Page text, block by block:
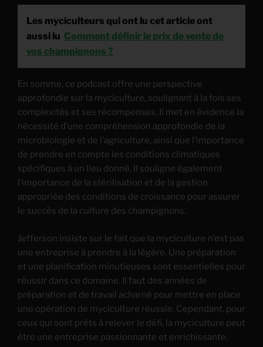
Les myciculteurs qui ont lu cet article ont
aussi lu Comment définir le prix de vente de
vos champignons ?
En somme, ce podcast offre une perspective
approfondie sur la myciculture, soulignant à la fois ses
complexités et ses récompenses. Il met en évidence la
nécessité d’une compréhension approfondie de la
microbiologie et de l’agriculture, ainsi que l’importance
de prendre en compte les conditions climatiques
spécifiques à un lieu donné. Il souligne également
l’importance de la stérilisation et de la gestion
appropriée des conditions de croissance pour assurer
le succès de la culture des champignons.
Jefferson insiste sur le fait que la myciculture n’est pas
une entreprise à prendre à la légère. Une préparation
et une planification minutieuses sont essentielles pour
réussir dans ce domaine. Il faut des années de
préparation et de travail acharné pour mettre en place
une opération de myciculture réussie. Cependant, pour
ceux qui sont prêts à relever le défi, la myciculture peut
être une entreprise passionnante et enrichissante.